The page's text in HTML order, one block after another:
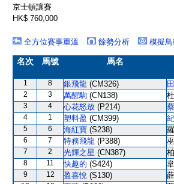
京士頓讓賽
HK$ 760,000
全方位賽事重溫
餘勢分析 模擬
名次 馬號 馬名
1 8 銀飛龍 (CM326)
2 3 萬醒駒 (CN138)
3 4 心花怒放 (P214)
4 1 塑料盈 (CM399)
5 6 海紅寶 (S238)
6 7 特務飛龍 (P388)
7 2 光輝之星 (CN387)
8 11 快趣的 (S424)
9 12 盈喜悅 (S130)